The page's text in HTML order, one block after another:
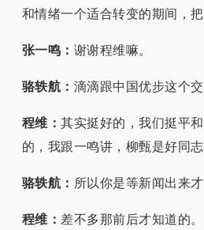
和情绪一个适合转变的期间，
张一鸣： 谢谢程维嘛。
骆轶航： 滴滴跟中国优步这个
程维： 其实挺好的，我们挺平
的，我跟一鸣讲，柳甄是好同
骆轶航： 所以你是等新闻出来
程维： 差不多那前后才知道的